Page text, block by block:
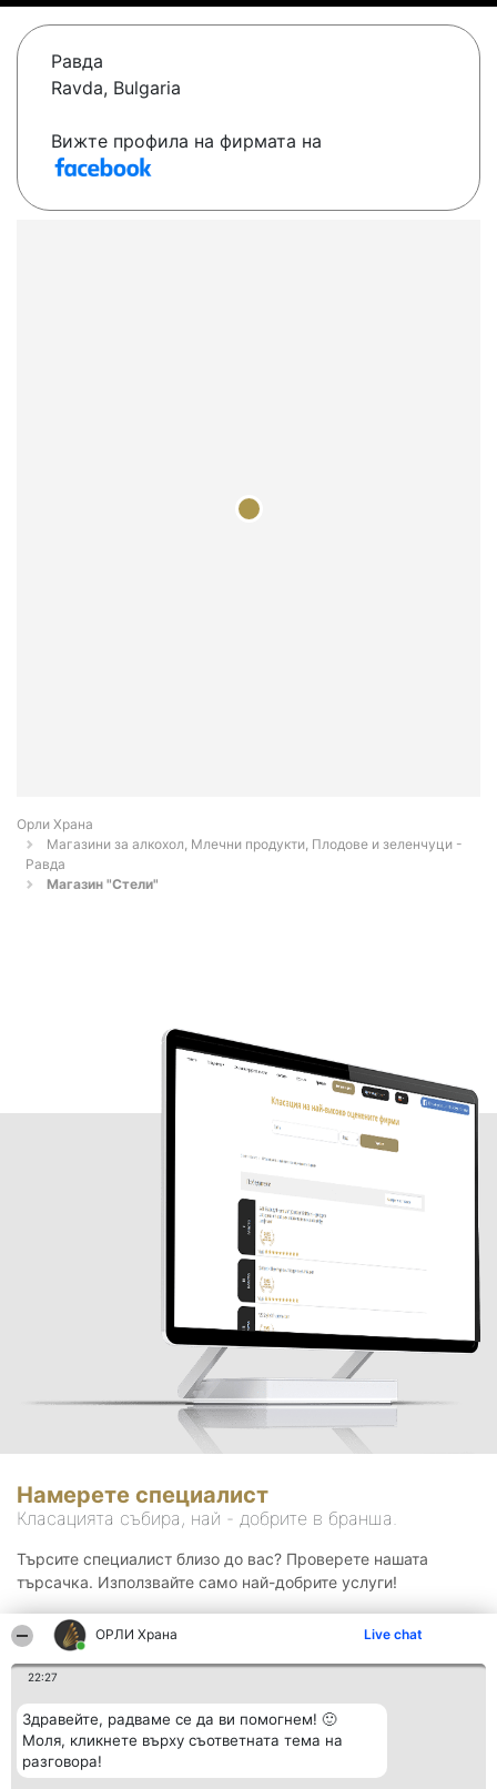
ОРЛИ Храна Live chat
22:27
Здравейте, радваме се да ви помогнем! 🙂
Моля, кликнете върху съответната тема на
разговора!
Равда
Ravda, Bulgaria
Вижте профила на фирмата на
Орли Храна
Магазини за алкохол, Млечни продукти, Плодове и зеленчуци -
Равда
Магазин "Стели"
Намерете специалист
Класацията събира, най - добрите в бранша.
Търсите специалист близо до вас? Проверете нашата
търсачка. Използвайте само най-добрите услуги!